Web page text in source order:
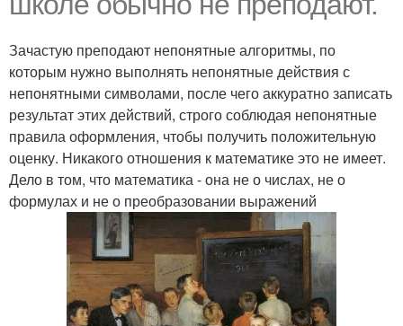
Зачастую преподают непонятные алгоритмы, по
которым нужно выполнять непонятные действия с
непонятными символами, после чего аккуратно записать
результат этих действий, строго соблюдая непонятные
правила оформления, чтобы получить положительную
оценку. Никакого отношения к математике это не имеет.
Дело в том, что математика - она не о числах, не о
формулах и не о преобразовании выражений